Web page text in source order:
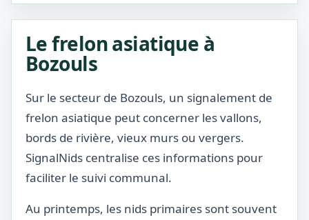
Le frelon asiatique à
Bozouls
Sur le secteur de Bozouls, un signalement de
frelon asiatique peut concerner les vallons,
bords de rivière, vieux murs ou vergers.
SignalNids centralise ces informations pour
faciliter le suivi communal.
Au printemps, les nids primaires sont souvent